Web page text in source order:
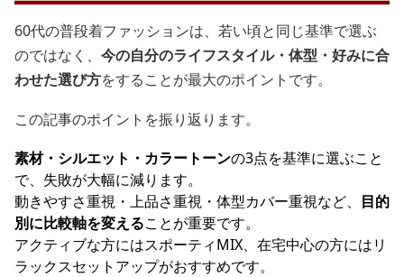
60代の普段着ファッションは、若い頃と同じ基準で選ぶ
のではなく、 今の自分のライフスタイル・体型・好みに合
わせた選び方をすることが最大のポイントです。
この記事のポイントを振り返ります。
素材・シルエット・カラートーンの3点を基準に選ぶこと
で、失敗が大幅に減ります。
動きやすさ重視・上品さ重視・体型カバー重視など、 目的
別に比較軸を変えることが重要です。
アクティブな方にはスポーティMIX、在宅中心の方にはリ
ラックスセットアップがおすすめです。